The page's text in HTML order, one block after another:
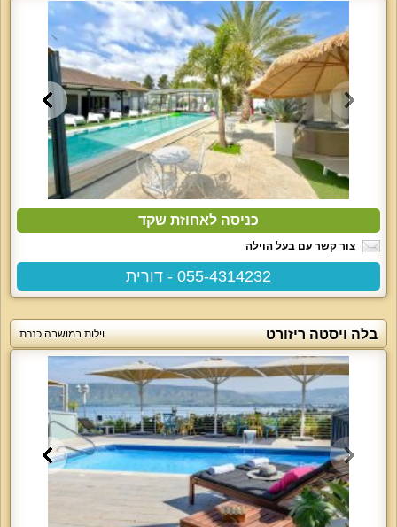
כניסה לאחוזת שקד
צור קשר עם בעל הוילה
055-4314232 - דורית
בלה ויסטה ריזורט וילות במושבה כנרת